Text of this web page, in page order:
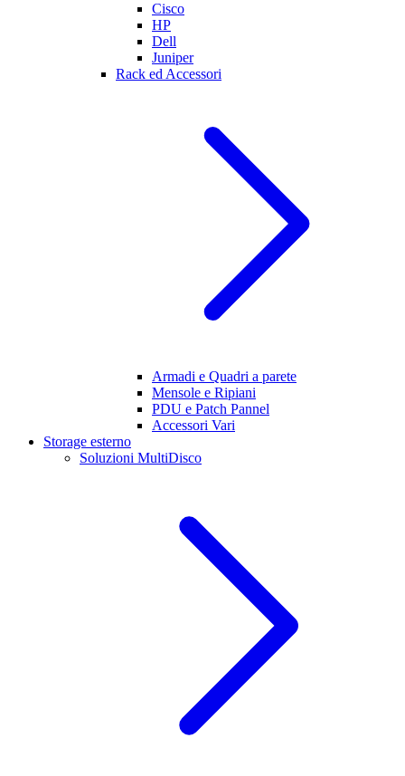
Cisco
HP
Dell
Juniper
Rack ed Accessori
Armadi e Quadri a parete
Mensole e Ripiani
PDU e Patch Pannel
Accessori Vari
Storage esterno
Soluzioni MultiDisco